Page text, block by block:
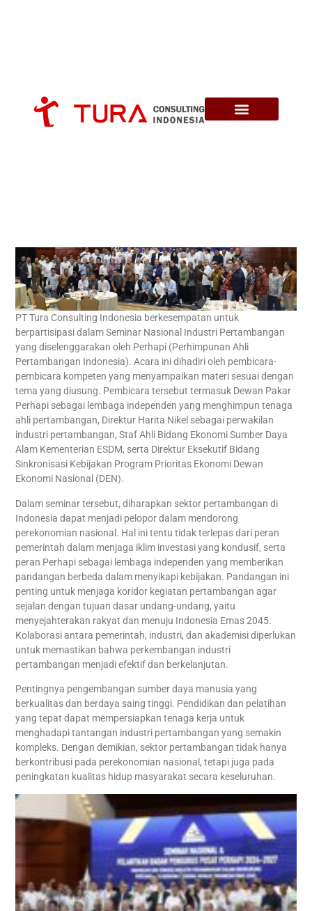
Seminar Nasional Perhapi –
PT Tura Consulting Indonesia berkesempatan untuk
berpartisipasi dalam Seminar Nasional Industri Pertambangan
yang diselenggarakan oleh Perhapi (Perhimpunan Ahli
Pertambangan Indonesia). Acara ini dihadiri oleh pembicara-
pembicara kompeten yang menyampaikan materi sesuai dengan
tema yang diusung. Pembicara tersebut termasuk Dewan Pakar
Perhapi sebagai lembaga independen yang menghimpun tenaga
ahli pertambangan, Direktur Harita Nikel sebagai perwakilan
industri pertambangan, Staf Ahli Bidang Ekonomi Sumber Daya
Alam Kementerian ESDM, serta Direktur Eksekutif Bidang
Sinkronisasi Kebijakan Program Prioritas Ekonomi Dewan
Ekonomi Nasional (DEN).
Dalam seminar tersebut, diharapkan sektor pertambangan di
Indonesia dapat menjadi pelopor dalam mendorong
perekonomian nasional. Hal ini tentu tidak terlepas dari peran
pemerintah dalam menjaga iklim investasi yang kondusif, serta
peran Perhapi sebagai lembaga independen yang memberikan
pandangan berbeda dalam menyikapi kebijakan. Pandangan ini
penting untuk menjaga koridor kegiatan pertambangan agar
sejalan dengan tujuan dasar undang-undang, yaitu
menyejahterakan rakyat dan menuju Indonesia Emas 2045.
Kolaborasi antara pemerintah, industri, dan akademisi diperlukan
untuk memastikan bahwa perkembangan industri
pertambangan menjadi efektif dan berkelanjutan.
Pentingnya pengembangan sumber daya manusia yang
berkualitas dan berdaya saing tinggi. Pendidikan dan pelatihan
yang tepat dapat mempersiapkan tenaga kerja untuk
menghadapi tantangan industri pertambangan yang semakin
kompleks. Dengan demikian, sektor pertambangan tidak hanya
berkontribusi pada perekonomian nasional, tetapi juga pada
peningkatan kualitas hidup masyarakat secara keseluruhan.